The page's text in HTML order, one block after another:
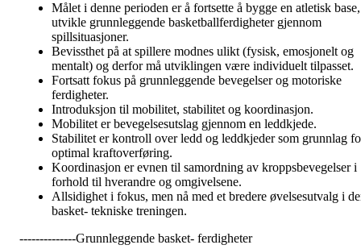
Målet i denne perioden er å fortsette å bygge en atletisk base,
utvikle grunnleggende basketballferdigheter gjennom
spillsituasjoner.
Bevissthet på at spillere modnes ulikt (fysisk, emosjonelt og
mentalt) og derfor må utviklingen være individuelt tilpasset.
Fortsatt fokus på grunnleggende bevegelser og motoriske
ferdigheter.
Introduksjon til mobilitet, stabilitet og koordinasjon.
Mobilitet er bevegelsesutslag gjennom en leddkjede.
Stabilitet er kontroll over ledd og leddkjeder som grunnlag
optimal kraftoverføring.
Koordinasjon er evnen til samordning av kroppsbevegelser i
forhold til hverandre og omgivelsene.
Allsidighet i fokus, men nå med et bredere øvelsesutvalg i
basket- tekniske treningen.
--------------Grunnleggende basket- ferdigheter